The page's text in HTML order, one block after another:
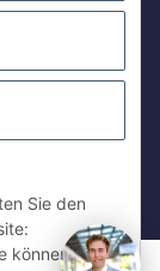
Group
Sie den
können die